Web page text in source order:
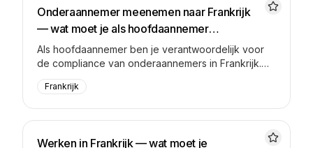
Onderaannemer meenemen naar Frankrijk
— wat moet je als hoofdaannemer
regelen?
Als hoofdaannemer ben je verantwoordelijk voor
de compliance van onderaannemers in Frankrijk.
Zorgplicht, boetes, ketenaansprakelijkheid.
Frankrijk
Werken in Frankrijk — wat moet je